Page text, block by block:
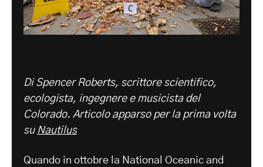
Di Spencer Roberts, scrittore scientifico,
ecologista, ingegnere e musicista del
Colorado. Articolo apparso per la prima volta
su Nautilus
Quando in ottobre la National Oceanic and